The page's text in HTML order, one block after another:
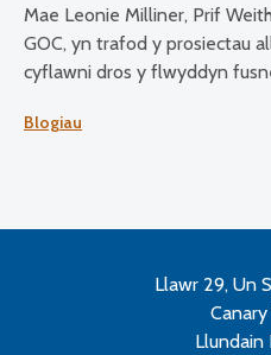
Mae Leonie Milliner, Prif
GOC, yn trafod y prosiectau
cyflawni dros y flwyddyn
Blogiau
Llawr 29, Un
Llundain